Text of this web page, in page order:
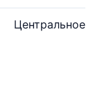
Центральное